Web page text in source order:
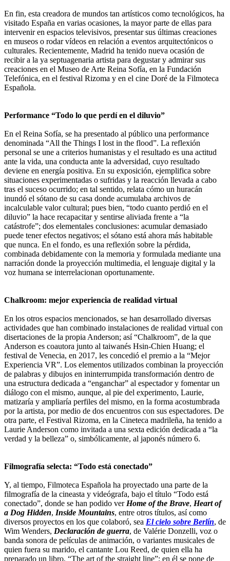
En fin, esta creadora de mundos tan artísticos como tecnológicos, ha
visitado España en varias ocasiones, la mayor parte de ellas para
intervenir en espacios televisivos, presentar sus últimas creaciones
en museos o rodar vídeos en relación a eventos arquitectónicos o
culturales. Recientemente, Madrid ha tenido nueva ocasión de
recibir a la ya septuagenaria artista para degustar y admirar sus
creaciones en el Museo de Arte Reina Sofía, en la Fundación
Telefónica, en el festival Rizoma y en el cine Doré de la Filmoteca
Española.
Performance “Todo lo que perdí en el diluvio”
En el Reina Sofía, se ha presentado al público una performance
denominada “All the Things I lost in the flood”. La reflexión
personal se une a criterios humanistas y el resultado es una actitud
ante la vida, una conducta ante la adversidad, cuyo resultado
deviene en energía positiva. En su exposición, ejemplifica sobre
situaciones experimentadas o sufridas y la reacción llevada a cabo
tras el suceso ocurrido; en tal sentido, relata cómo un huracán
inundó el sótano de su casa donde acumulaba archivos de
incalculable valor cultural; pues bien, “todo cuanto perdió en el
diluvio” la hace recapacitar y sentirse aliviada frente a “la
catástrofe”; dos elementales conclusiones: acumular demasiado
puede tener efectos negativos; el sótano está ahora más habitable
que nunca. En el fondo, es una reflexión sobre la pérdida,
combinada debidamente con la memoria y formulada mediante una
narración donde la proyección multimedia, el lenguaje digital y la
voz humana se interrelacionan oportunamente.
Chalkroom: mejor experiencia de realidad virtual
En los otros espacios mencionados, se han desarrollado diversas
actividades que han combinado instalaciones de realidad virtual con
disertaciones de la propia Anderson; así “Chalkroom”, de la que
Anderson es coautora junto al taiwanés Hsin-Chien Huang; el
festival de Venecia, en 2017, les concedió el premio a la “Mejor
Experiencia VR”. Los elementos utilizados combinan la proyección
de palabras y dibujos en ininterrumpida transformación dentro de
una estructura dedicada a “enganchar” al espectador y fomentar un
diálogo con el mismo, aunque, al pie del experimento, Laurie,
matizaría y ampliaría perfiles del mismo, en la forma acostumbrada
por la artista, por medio de dos encuentros con sus espectadores. De
otra parte, el Festival Rizoma, en la Cineteca madrileña, ha tenido a
Laurie Anderson como invitada a una sexta edición dedicada a “la
verdad y la belleza” o, simbólicamente, al japonés número 6.
Filmografía selecta: “Todo está conectado”
Y, al tiempo, Filmoteca Española ha proyectado una parte de la
filmografía de la cineasta y videógrafa, bajo el título “Todo está
conectado”, donde se han podido ver Home of the Brave, Heart of
a Dog Hidden, Inside Mountains, entre otros títulos, así como
diversos proyectos en los que colaboró, sea El cielo sobre Berlín, de
Wim Wenders, Declaración de guerra, de Valérie Donzelli, voz o
banda sonora de películas de animación, o variantes musicales de
quien fuera su marido, el cantante Lou Reed, de quien ella ha
preparado un libro, “The art of the straight line”; en él se pone de